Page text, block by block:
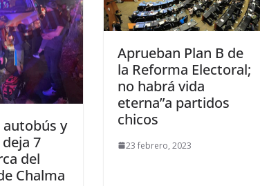
autobús y
7
del
Chalma
Aprueban Plan B de
la Reforma Electoral;
no habrá vida
eterna”a partidos
chicos
23 febrero, 2023